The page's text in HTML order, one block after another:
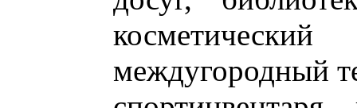
междугородный